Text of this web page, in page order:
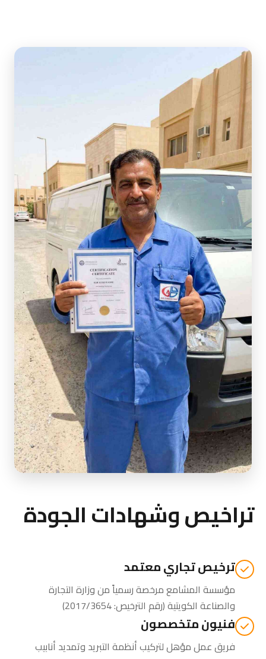
تراخيص وشهادات الجودة
ترخيص تجاري معتمد
مؤسسة المشامع مرخصة رسمياً منوزارة التجارة
والصناعة الكويتية(رقم الترخيص: 2017/3654)
فنيون متخصصون
فريق عمل مؤهل لتركيب أنظمة التبريد وتمديد أنابيب